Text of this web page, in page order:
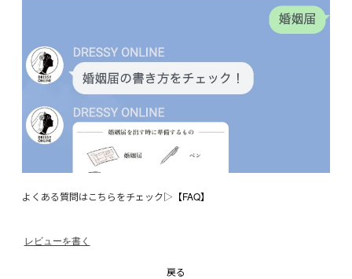
よくある質問はこちらをチェック▷ 【FAQ】
レビューを書く
戻る